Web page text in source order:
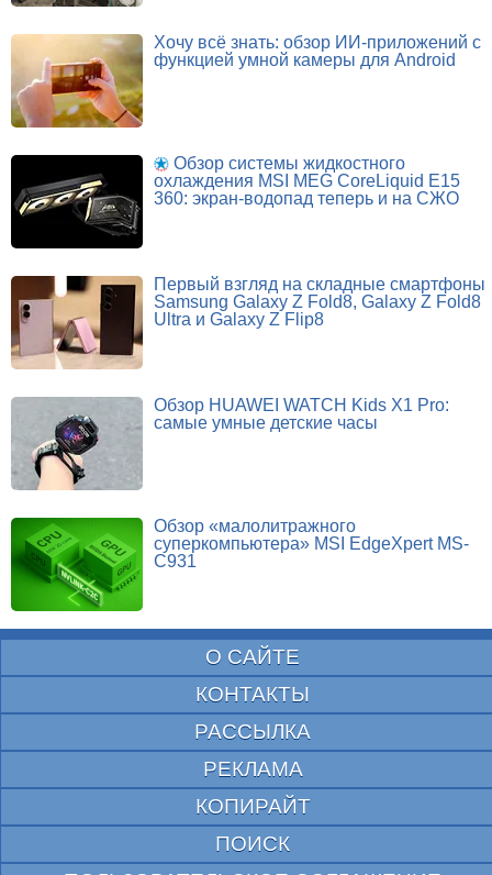
Хочу всё знать: обзор ИИ-приложений с
функцией умной камеры для Android
Обзор системы жидкостного
охлаждения MSI MEG CoreLiquid E15
360: экран-водопад теперь и на СЖО
Первый взгляд на складные смартфоны
Samsung Galaxy Z Fold8, Galaxy Z Fold8
Ultra и Galaxy Z Flip8
Обзор HUAWEI WATCH Kids X1 Pro:
самые умные детские часы
Обзор «малолитражного
суперкомпьютера» MSI EdgeXpert MS-
C931
О САЙТЕ
КОНТАКТЫ
РАССЫЛКА
РЕКЛАМА
КОПИРАЙТ
ПОИСК